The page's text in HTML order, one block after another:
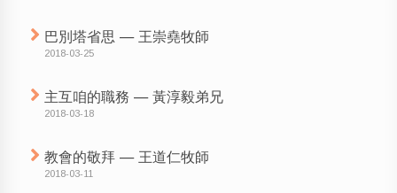
巴別塔省思 — 王崇堯牧師
2018-03-25
主互咱的職務 — 黃淳毅弟兄
2018-03-18
教會的敬拜 — 王道仁牧師
2018-03-11